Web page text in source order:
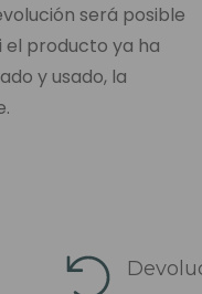
será posible
el producto ya ha
y usado, la